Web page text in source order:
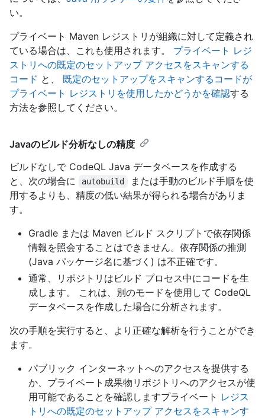
い。
プライベート Maven レジストリが組織に対して定義され
ている場合は、これも使用されます。 プライベート レジ
ストリへの既定のセットアップ アクセスをスキャンする
コード と、 既定のセットアップをスキャンするコードが
プライベート レジストリを使用したかどうかを確認する
方法を参照してください。
Javaのビルド分析なしの精度
ビルドなしで CodeQL Java データベースを作成する
と、次の場合に
autobuild
または手動のビルド手順を使
用するよりも、精度の低い結果が得られる場合がありま
す。
Gradle または Maven ビルド スクリプトで依存関係
情報を照会することはできません。依存関係の推測
(Java パッケージ名に基づく) は不正確です。
通常、リポジトリはビルド プロセス中にコードを生
成します。 これは、別のモードを使用して CodeQL
データベースを作成した場合に分析されます。
次の手順を実行すると、より正確な解析を行うことができ
ます。
パブリック インターネットへのアクセスを提供する
か、プライベート成果物リポジトリへのアクセスが使
用可能であることを確認しますプライベート レジス
トリへの既定のセットアップ アクセスをスキャンす